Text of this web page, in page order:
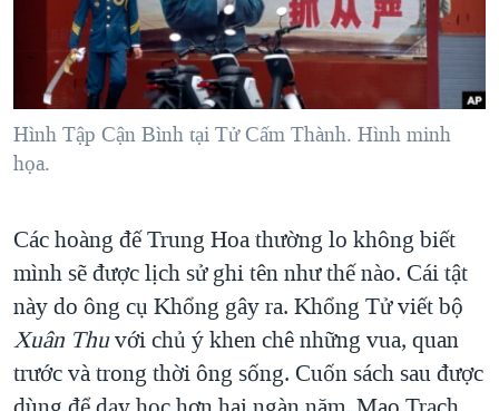
NGƯỜI VIỆT HẢI NGOẠI
ĐỜI SỐNG
KINH TẾ
KHOA HỌC
THỂ THAO
GIÁO DỤC
HÀNH TRÌNH BẦU CỬ 2024
MỘT NĂM CHIẾN TRANH TẠI DẢI GAZA
GIẢI MÃ VÀNH ĐAI & CON ĐƯỜNG
NGÀY TỊ NẠN THẾ GIỚI
GROUND ZERO – XƯA VÀ NAY
CHI PHÍ CHIẾN TRANH AFGHANISTAN
THƯỢNG ĐỈNH TRUMP-KIM TẠI VIỆT NAM
TRỊNH VĨNH BÌNH VS. CHÍNH PHỦ VIỆT NAM
NGHE
MẠNG XÃ HỘI
Ngôn ngữ khác
Hình Tập Cận Bình tại Tử Cấm Thành. Hình minh
họa.
Các hoàng đế Trung Hoa thường lo không biết
mình sẽ được lịch sử ghi tên như thế nào. Cái tật
này do ông cụ Khổng gây ra. Khổng Tử viết bộ
Xuân Thuvới chủ ý khen chê những vua, quan
trước và trong thời ông sống. Cuốn sách sau được